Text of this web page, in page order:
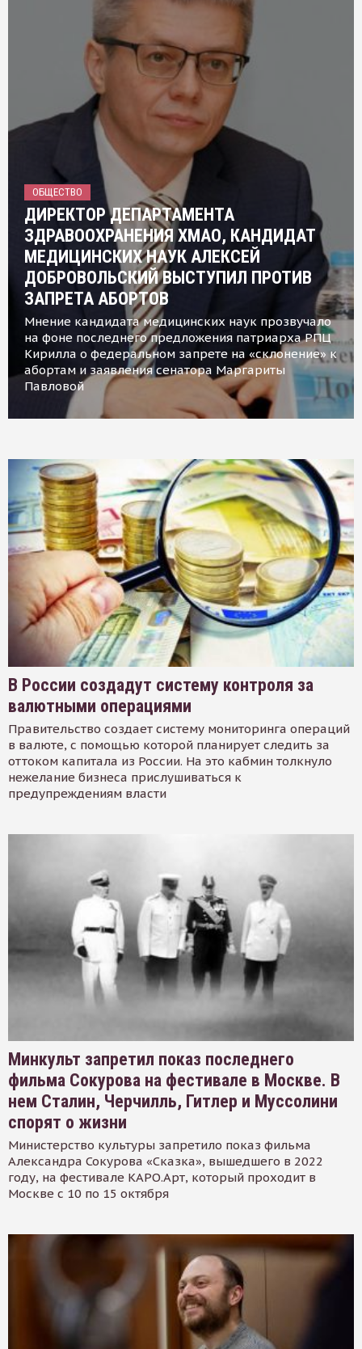
ОБЩЕСТВО
ДИРЕКТОР ДЕПАРТАМЕНТА
ЗДРАВООХРАНЕНИЯ ХМАО, КАНДИДАТ
МЕДИЦИНСКИХ НАУК АЛЕКСЕЙ
ДОБРОВОЛЬСКИЙ ВЫСТУПИЛ ПРОТИВ
ЗАПРЕТА АБОРТОВ
Мнение кандидата медицинских наук прозвучало
на фоне последнего предложения патриарха РПЦ
Кирилла о федеральном запрете на «склонение» к
абортам и заявления сенатора Маргариты
Павловой
В России создадут систему контроля за
валютными операциями
Правительство создает систему мониторинга операций
в валюте, с помощью которой планирует следить за
оттоком капитала из России. На это кабмин толкнуло
нежелание бизнеса прислушиваться к
предупреждениям власти
Минкульт запретил показ последнего
фильма Сокурова на фестивале в Москве. В
нем Сталин, Черчилль, Гитлер и Муссолини
спорят о жизни
Министерство культуры запретило показ фильма
Александра Сокурова «Сказка», вышедшего в 2022
году, на фестивале КАРО.Арт, который проходит в
Москве с 10 по 15 октября